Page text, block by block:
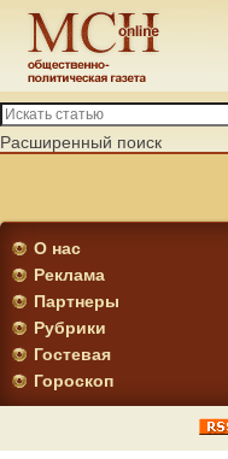
Расширенный поиск
О нас
Реклама
Партнеры
Рубрики
Гостевая
Гороскоп